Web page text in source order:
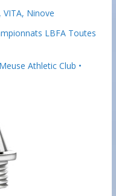
Ninove
LBFA Toutes
Athletic Club •